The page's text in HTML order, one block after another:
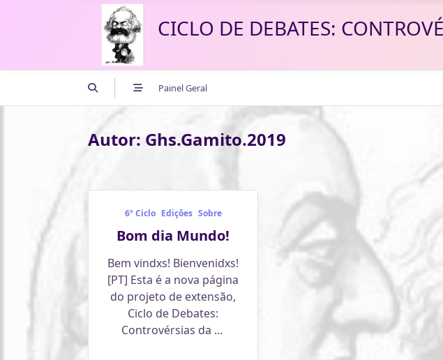
CICLO DE DEBATES:
Painel Geral
Autor: Ghs.gamito.2019
6º Ciclo Edições Sobre
Bom dia Mundo!
Bem vindxs! Bienvenidxs!
[PT] Esta é a nova página
do projeto de extensão,
Ciclo de Debates:
Controvérsias da ...